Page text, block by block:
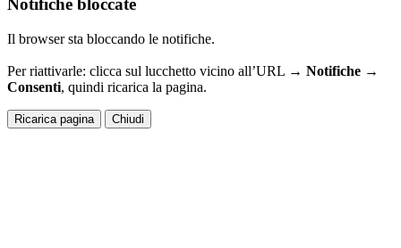
Notifiche bloccate
Il browser sta bloccando le notifiche.
Per riattivarle: clicca sul lucchetto vicino all’URL → Notifiche →
Consenti, quindi ricarica la pagina.
Ricarica pagina Chiudi